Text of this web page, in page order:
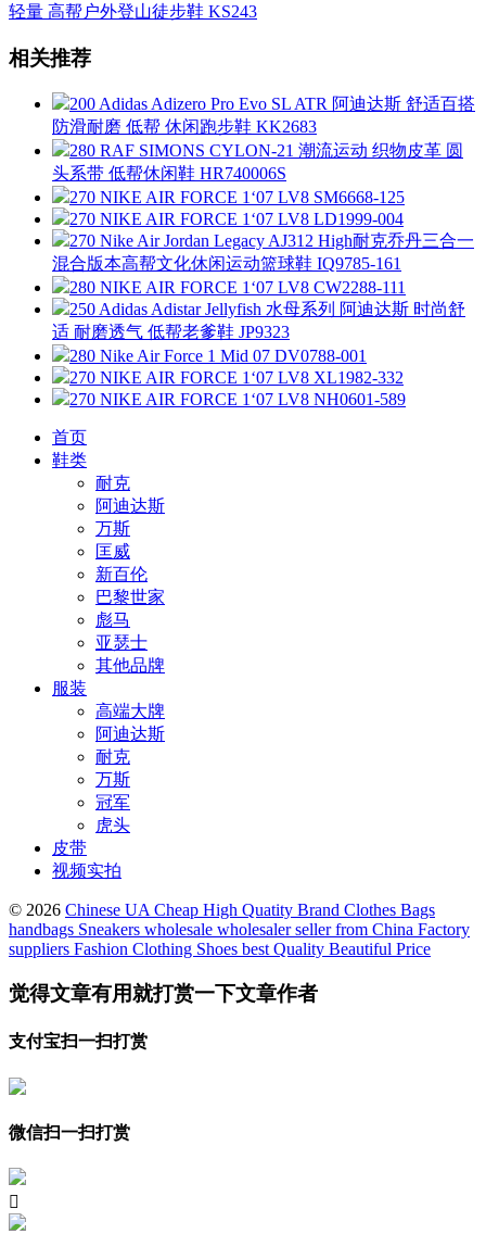
轻量 高帮户外登山徒步鞋 KS243
相关推荐
200 Adidas Adizero Pro Evo SL ATR 阿迪达斯 舒适百搭
防滑耐磨 低帮 休闲跑步鞋 KK2683
280 RAF SIMONS CYLON-21 潮流运动 织物皮革 圆
头系带 低帮休闲鞋 HR740006S
270 NIKE AIR FORCE 1‘07 LV8 SM6668-125
270 NIKE AIR FORCE 1‘07 LV8 LD1999-004
270 Nike Air Jordan Legacy AJ312 High耐克乔丹三合一
混合版本高帮文化休闲运动篮球鞋 IQ9785-161
280 NIKE AIR FORCE 1‘07 LV8 CW2288-111
250 Adidas Adistar Jellyfish 水母系列 阿迪达斯 时尚舒
适 耐磨透气 低帮老爹鞋 JP9323
280 Nike Air Force 1 Mid 07 DV0788-001
270 NIKE AIR FORCE 1‘07 LV8 XL1982-332
270 NIKE AIR FORCE 1‘07 LV8 NH0601-589
首页
鞋类
耐克
阿迪达斯
万斯
匡威
新百伦
巴黎世家
彪马
亚瑟士
其他品牌
服装
高端大牌
阿迪达斯
耐克
万斯
冠军
虎头
皮带
视频实拍
© 2026 Chinese UA Cheap High Quatity Brand Clothes Bags
handbags Sneakers wholesale wholesaler seller from China Factory
suppliers Fashion Clothing Shoes best Quality Beautiful Price
觉得文章有用就打赏一下文章作者
支付宝扫一扫打赏
微信扫一扫打赏
